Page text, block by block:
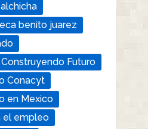
benito juarez
Futuro
Conacyt
en Mexico
el empleo